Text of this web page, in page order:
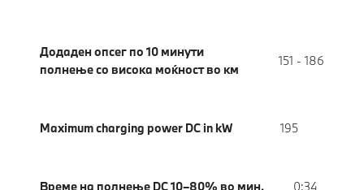
Додаден опсег по 10 минути
полнење со висока моќност во км
151 - 186
Maximum charging power DC in kW 195
Време на полнење DC 10–80% во мин. 0:34